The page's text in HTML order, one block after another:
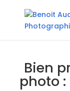
Bien
photo